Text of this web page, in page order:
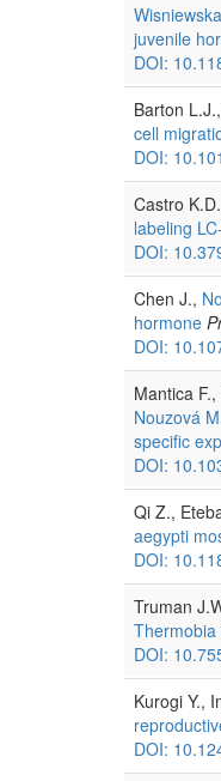
juvenile
DOI:
Barton
cell
DOI:
Castro
labeling
DOI:
Chen J.,
hormone
DOI:
Mantica
Nouzová
specific
DOI:
Qi Z.,
aegypti
DOI:
Truman
DOI:
Kurogi Y.,
DOI: